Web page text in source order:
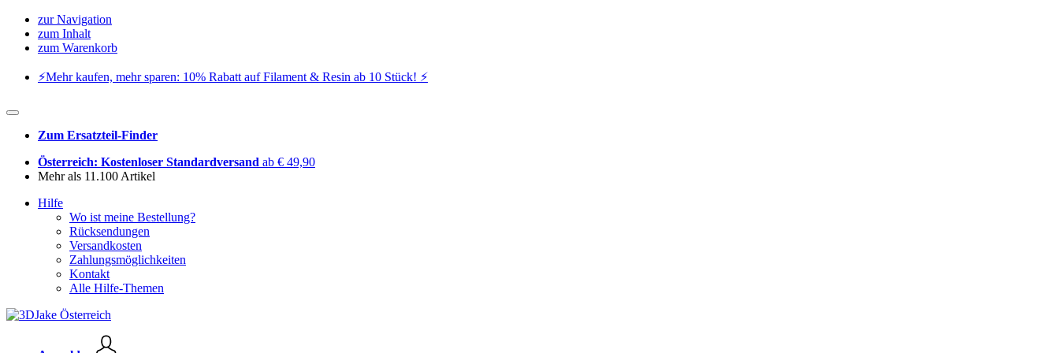
zur Navigation
zum Inhalt
zum Warenkorb
⚡️Mehr kaufen, mehr sparen: 10% Rabatt auf Filament & Resin ab 10 Stück! ⚡️
Zum Ersatzteil-Finder
Österreich: Kostenloser Standardversand ab € 49,90
Mehr als 11.100 Artikel
Hilfe
Wo ist meine Bestellung?
Rücksendungen
Versandkosten
Zahlungsmöglichkeiten
Kontakt
Alle Hilfe-Themen